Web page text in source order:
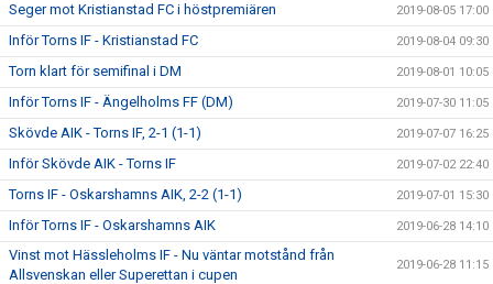
Seger mot Kristianstad FC i höstpremiären 2019-08-05 17:00
Inför Torns IF - Kristianstad FC 2019-08-04 09:30
Torn klart för semifinal i DM 2019-08-01 10:05
Inför Torns IF - Ängelholms FF (DM) 2019-07-30 11:05
Skövde AIK - Torns IF, 2-1 (1-1) 2019-07-07 16:25
Inför Skövde AIK - Torns IF 2019-07-02 22:40
Torns IF - Oskarshamns AIK, 2-2 (1-1) 2019-07-01 15:30
Inför Torns IF - Oskarshamns AIK 2019-06-28 14:10
Vinst mot Hässleholms IF - Nu väntar motstånd från
Allsvenskan eller Superettan i cupen
2019-06-28 11:15